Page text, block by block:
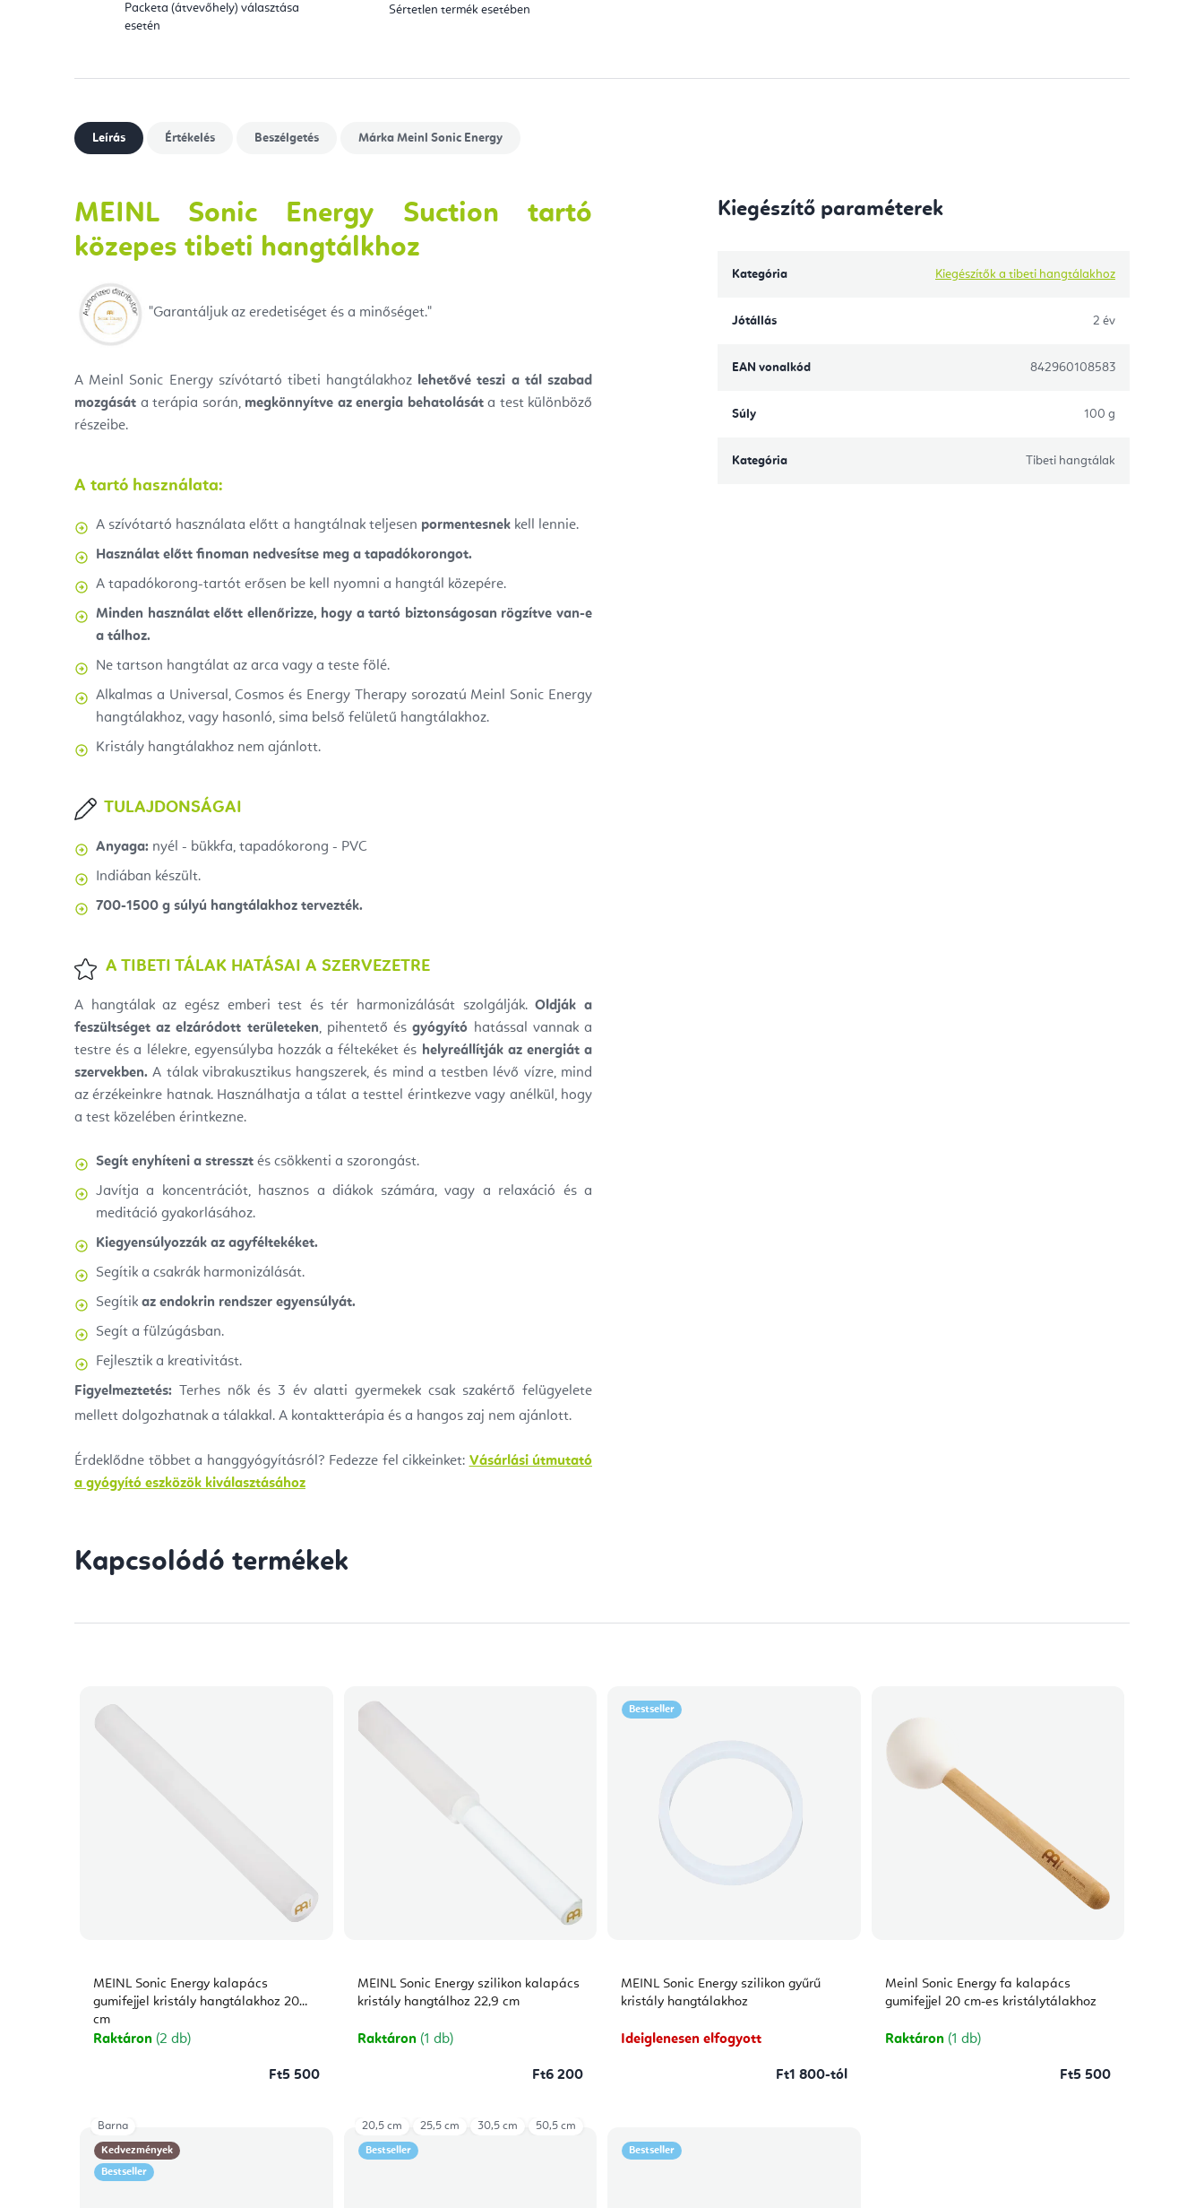
Packeta (átvevőhely) választása
esetén
Sértetlen termék esetében
Leírás Értékelés Beszélgetés Márka Meinl Sonic Energy
MEINL Sonic Energy Suction tartó
közepes tibeti hangtálkhoz
"Garantáljuk az eredetiséget és a minőséget."
A Meinl Sonic Energy szívótartó tibeti hangtálakhoz lehetővé teszi a tál szabad
mozgását a terápia során, megkönnyítve az energia behatolásáta test különböző
részeibe.
A tartó használata:
A szívótartó használata előtt a hangtálnak teljesen pormentesnek kell lennie.
Használat előtt finoman nedvesítse meg a tapadókorongot.
A tapadókorong-tartót erősen be kell nyomni a hangtál közepére.
Minden használat előtt ellenőrizze, hogy a tartó biztonságosan rögzítve van-e
a tálhoz.
Ne tartson hangtálat az arca vagy a teste fölé.
Alkalmas a Universal, Cosmos és Energy Therapy sorozatú Meinl Sonic Energy
hangtálakhoz, vagy hasonló, sima belső felületű hangtálakhoz.
Kristály hangtálakhoz nem ajánlott.
TULAJDONSÁGAI
Anyaga: nyél - bükkfa, tapadókorong - PVC
Indiában készült.
700-1500 g súlyú hangtálakhoz tervezték.
A TIBETI TÁLAK HATÁSAI A SZERVEZETRE
A hangtálak az egész emberi test és tér harmonizálását szolgálják.Oldják a
feszültséget az elzáródott területeken, pihentető ésgyógyító hatással vannak a
testre és a lélekre, egyensúlyba hozzák a féltekéket és helyreállítják az energiát a
szervekben. A tálak vibrakusztikus hangszerek, és mind a testben lévő vízre, mind
az érzékeinkre hatnak. Használhatja a tálat a testtel érintkezve vagy anélkül, hogy
a test közelében érintkezne.
Segít enyhíteni a stresszt és csökkenti a szorongást.
Javítja a koncentrációt, hasznos a diákok számára, vagy a relaxáció és a
meditáció gyakorlásához.
Kiegyensúlyozzák az agyféltekéket.
Segítik a csakrák harmonizálását.
Segítik az endokrin rendszer egyensúlyát.
Segít a fülzúgásban.
Fejlesztik a kreativitást.
Figyelmeztetés: Terhes nők és 3 év alatti gyermekek csak szakértő felügyelete
mellett dolgozhatnak a tálakkal. A kontaktterápia és a hangos zaj nem ajánlott.
Érdeklődne többet a hanggyógyításról? Fedezze fel cikkeinket: Vásárlási útmutató
a gyógyító eszközök kiválasztásához
Kiegészítő paraméterek
Kategória Kiegészítők a tibeti hangtálakhoz
Jótállás 2 év
EAN vonalkód 842960108583
Súly 100 g
Kategória Tibeti hangtálak
Kapcsolódó termékek
MEINL Sonic Energy kalapács
gumifejjel kristály hangtálakhoz 20
cm
Raktáron (2 db)
Ft5 500
MEINL Sonic Energy szilikon kalapács
kristály hangtálhoz 22,9 cm
Raktáron (1 db)
Ft6 200
Bestseller
MEINL Sonic Energy szilikon gyűrű
kristály hangtálakhoz
Ideiglenesen elfogyott
Ft1 800-tól
Meinl Sonic Energy fa kalapács
gumifejjel 20 cm-es kristálytálakhoz
Raktáron (1 db)
Ft5 500
Kedvezmények
Bestseller
Barna
Bestseller
20,5 cm 25,5 cm 30,5 cm 50,5 cm
Bestseller